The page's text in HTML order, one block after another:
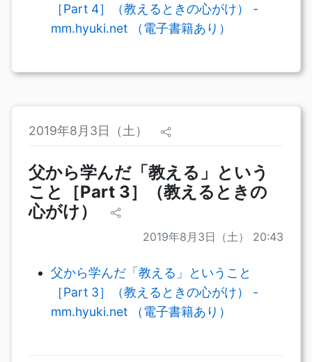
［Part 4］（教えるときの心がけ） -
mm.hyuki.net （電子書籍あり）
2019年8月3日（土）
父から学んだ「教える」という
こと［Part 3］（教えるときの
心がけ）
2019年8月3日（土） 20:43
父から学んだ「教える」ということ
［Part 3］（教えるときの心がけ） -
mm.hyuki.net （電子書籍あり）